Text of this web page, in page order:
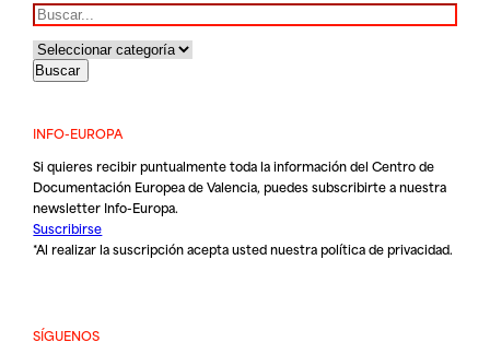
Buscar
INFO-EUROPA
Si quieres recibir puntualmente toda la información del Centro de
Documentación Europea de Valencia, puedes subscribirte a nuestra
newsletter Info-Europa.
Suscribirse
*Al realizar la suscripción acepta usted nuestrapolítica de privacidad.
SÍGUENOS